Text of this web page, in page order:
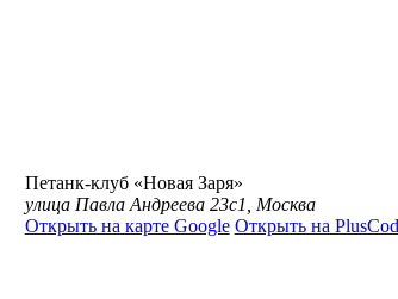
Петанк-клуб «Новая Заря»
улица Павла Андреева 23с1, Москва
Открыть на карте Google Открыть на